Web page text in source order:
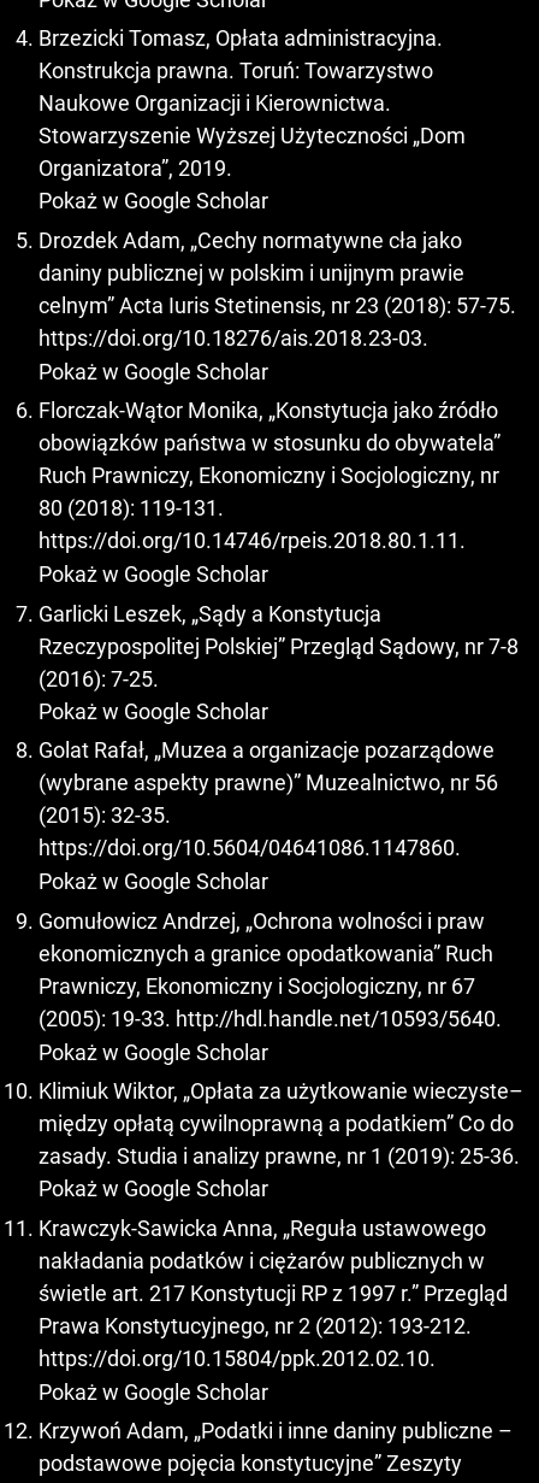
Brzezicki Tomasz, Opłata administracyjna.
Konstrukcja prawna. Toruń: Towarzystwo
Naukowe Organizacji i Kierownictwa.
Stowarzyszenie Wyższej Użyteczności „Dom
Organizatora”, 2019.
Pokaż w Google Scholar
Drozdek Adam, „Cechy normatywne cła jako
daniny publicznej w polskim i unijnym prawie
celnym” Acta Iuris Stetinensis, nr 23 (2018): 57-75.
https://doi.org/10.18276/ais.2018.23-03.
Pokaż w Google Scholar
Florczak-Wątor Monika, „Konstytucja jako źródło
obowiązków państwa w stosunku do obywatela”
Ruch Prawniczy, Ekonomiczny i Socjologiczny, nr
80 (2018): 119-131.
https://doi.org/10.14746/rpeis.2018.80.1.11.
Pokaż w Google Scholar
Garlicki Leszek, „Sądy a Konstytucja
Rzeczypospolitej Polskiej” Przegląd Sądowy, nr 7-8
(2016): 7-25.
Pokaż w Google Scholar
Golat Rafał, „Muzea a organizacje pozarządowe
(wybrane aspekty prawne)” Muzealnictwo, nr 56
(2015): 32-35.
https://doi.org/10.5604/04641086.1147860.
Pokaż w Google Scholar
Gomułowicz Andrzej, „Ochrona wolności i praw
ekonomicznych a granice opodatkowania” Ruch
Prawniczy, Ekonomiczny i Socjologiczny, nr 67
(2005): 19-33. http://hdl.handle.net/10593/5640.
Pokaż w Google Scholar
Klimiuk Wiktor, „Opłata za użytkowanie wieczyste–
między opłatą cywilnoprawną a podatkiem” Co do
zasady. Studia i analizy prawne, nr 1 (2019): 25-36.
Pokaż w Google Scholar
Krawczyk-Sawicka Anna, „Reguła ustawowego
nakładania podatków i ciężarów publicznych w
świetle art. 217 Konstytucji RP z 1997 r.” Przegląd
Prawa Konstytucyjnego, nr 2 (2012): 193-212.
https://doi.org/10.15804/ppk.2012.02.10.
Pokaż w Google Scholar
Krzywoń Adam, „Podatki i inne daniny publiczne –
podstawowe pojęcia konstytucyjne” Zeszyty